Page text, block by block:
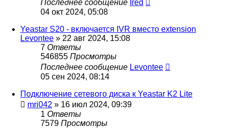
Последнее сообщение Ired
04 окт 2024, 05:08
Yeastar S20 - включается IVR вместо extension
Levontee » 22 авг 2024, 15:08
7 Ответы
546855 Просмотры
Последнее сообщение Levontee
05 сен 2024, 08:14
Подключение сетевого диска к Yeastar K2 Lite
mri042 » 16 июл 2024, 09:39
1 Ответы
7579 Просмотры